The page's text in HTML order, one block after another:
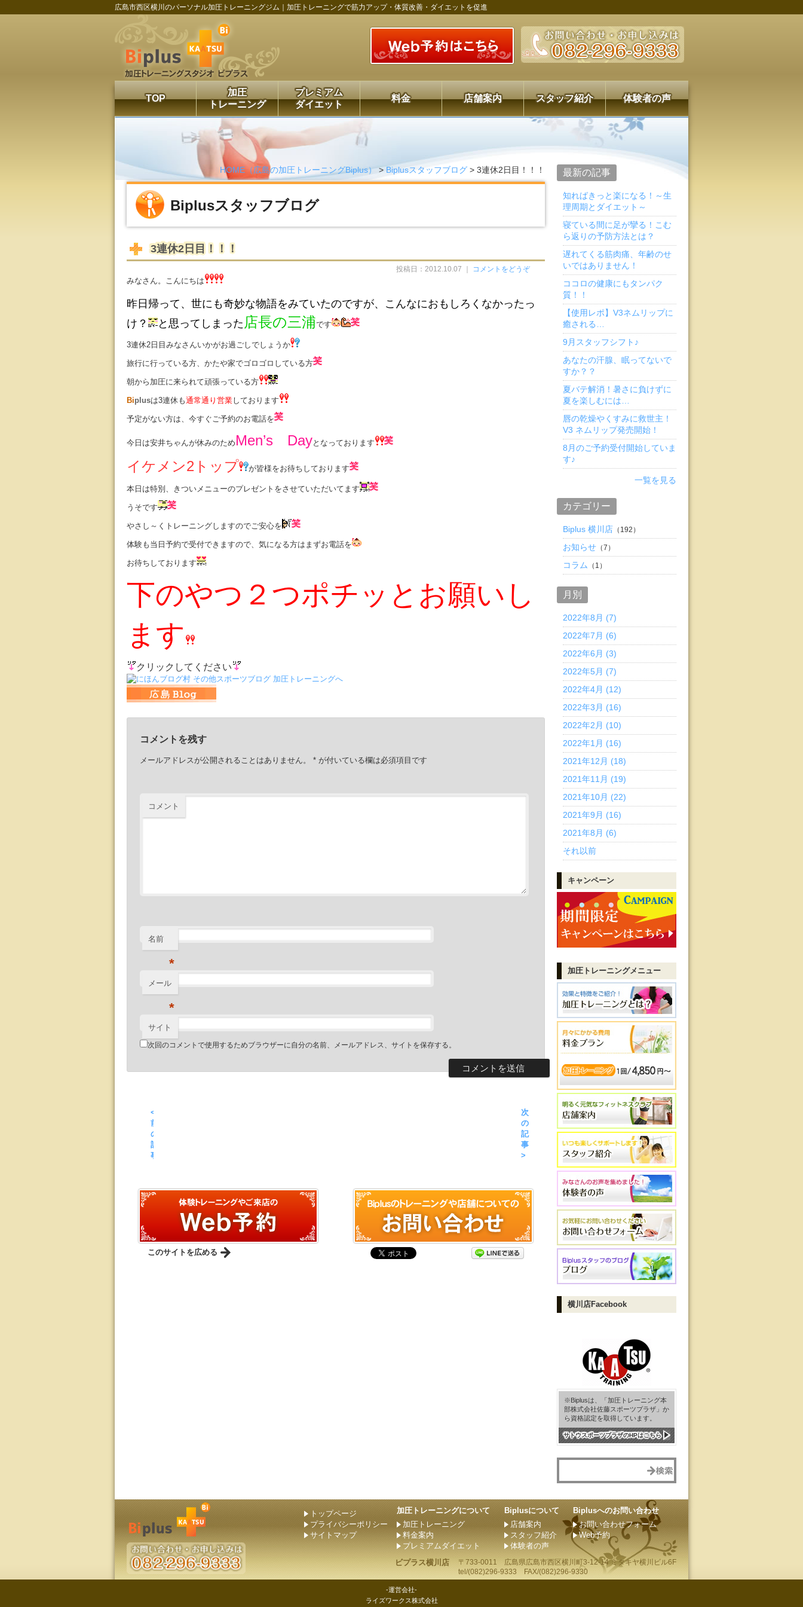
広島市西区横川のパーソナル加圧トレーニングジム｜加圧トレーニングで筋力アップ・体質改善・ダイエットを促進
TOP
加圧
トレーニング
プレミアム
ダイエット
料金 店舗案内 スタッフ紹介 体験者の声
HOME（広島の加圧トレーニングBiplus）>Biplusスタッフブログ > 3連休2日目！！！
Biplusスタッフブログ
3連休2日目！！！
投稿日：2012.10.07 ｜ コメントをどうぞ
みなさん。こんにちは
昨日帰って、世にも奇妙な物語をみていたのですが、こんなにおもしろくなかったっ
け？
と思ってしまった 店長の三浦です
3連休2日目みなさんいかがお過ごしでしょうか
旅行に行っている方、かたや家でゴロゴロしている方
朝から加圧に来られて頑張っている方
Biplusは3連休も通常通り営業しております
予定がない方は、今すぐご予約のお電話を
今日は安井ちゃんが休みのため Men’s Dayとなっております
イケメン2トップ が皆様をお待ちしております
本日は特別、きついメニューのプレゼントをさせていただいてます
うそです
やさし～くトレーニングしますのでご安心を
体験も当日予約で受付できますので、気になる方はまずお電話を
お待ちしております
下のやつ２つポチッとお願いし
ます
クリックしてください
コメントを残す
メールアドレスが公開されることはありません。 * が付いている欄は必須項目です
コメント
名前
*
メール
*
サイト
次回のコメントで使用するためブラウザーに自分の名前、メールアドレス、サイトを保存する。
<
前
の
記
事
次
の
記
事
>
このサイトを広める
最新の記事
知ればきっと楽になる！～生
理周期とダイエット～
寝ている間に足が攣る！こむ
ら返りの予防方法とは？
遅れてくる筋肉痛、年齢のせ
いではありません！
ココロの健康にもタンパク
質！！
【使用レポ】V3ネムリップに
癒される…
9月スタッフシフト♪
あなたの汗腺、眠ってないで
すか？？
夏バテ解消！暑さに負けずに
夏を楽しむには…
唇の乾燥やくすみに救世主！
V3 ネムリップ発売開始！
8月のご予約受付開始していま
す♪
一覧を見る
カテゴリー
Biplus 横川店 （192）
お知らせ （7）
コラム （1）
月別
2022年8月 (7)
2022年7月 (6)
2022年6月 (3)
2022年5月 (7)
2022年4月 (12)
2022年3月 (16)
2022年2月 (10)
2022年1月 (16)
2021年12月 (18)
2021年11月 (19)
2021年10月 (22)
2021年9月 (16)
2021年8月 (6)
それ以前
キャンペーン
加圧トレーニングメニュー
横川店Facebook
※Biplusは、「加圧トレーニング本
部株式会社佐藤スポーツプラザ」か
ら資格認定を取得しています。
サトウスポーツプラザのHPはこちら
トップページ
プライバシーポリシー
サイトマップ
加圧トレーニングについて
加圧トレーニング
料金案内
プレミアムダイエット
Biplusについて
店舗案内
スタッフ紹介
体験者の声
Biplusへのお問い合わせ
お問い合わせフォーム
Web予約
ビプラス横川店 〒733-0011 広島県広島市西区横川町3-12-14 ミタキヤ横川ビル6F
tel/(082)296-9333 FAX/(082)296-9330
-運営会社-
ライズワークス株式会社